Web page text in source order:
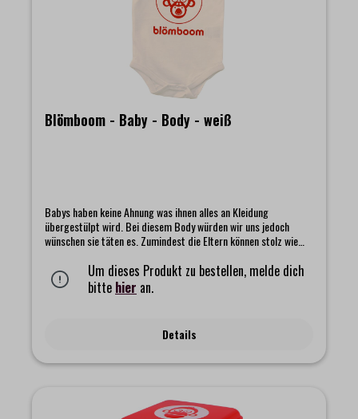
Blömboom - Baby - Body - weiß
Babys haben keine Ahnung was ihnen alles an Kleidung
übergestülpt wird. Bei diesem Body würden wir uns jedoch
wünschen sie täten es. Zumindest die Eltern können stolz wie
Um dieses Produkt zu bestellen, melde dich
bitte hier an.
Details